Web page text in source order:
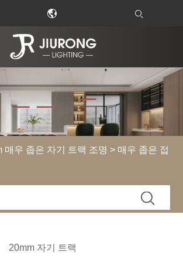
매우 좁은 자기 트랙 조명 > 매우 좁은 접
20mm 자기 트랙